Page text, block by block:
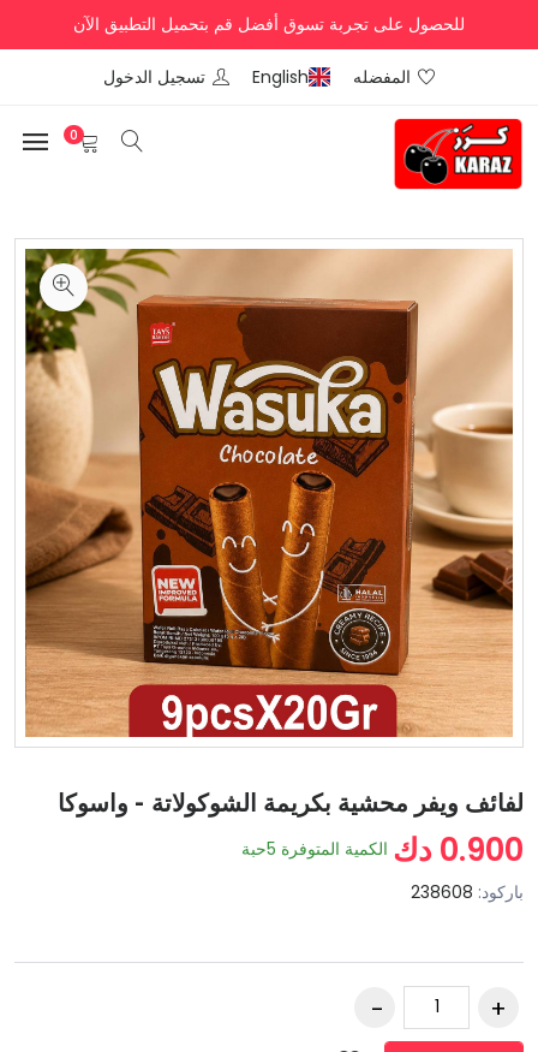
للحصول على تجربة تسوق أفضل قم بتحميل التطبيق الآن
المفضله English تسجيل الدخول
0
لفائف ويفر محشية بكريمة الشوكولاتة - واسوكا
0.900 دك الكمية المتوفرة 5حبة
باركود: 238608